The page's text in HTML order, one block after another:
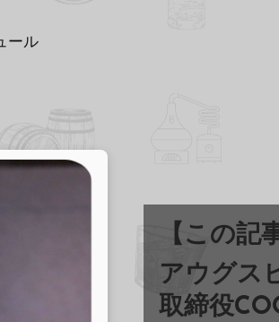
ール
【この記
アウグス
取締役